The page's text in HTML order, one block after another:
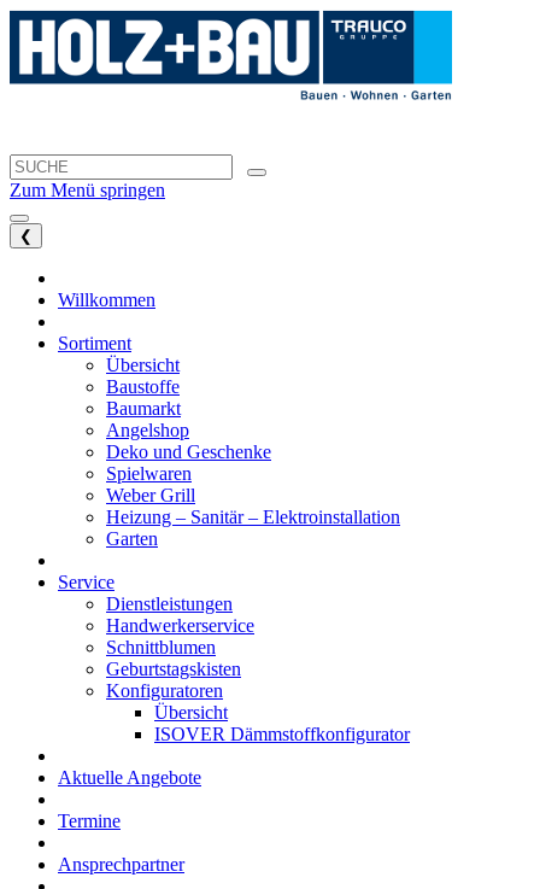
Zum Menü springen
❮
Willkommen
Sortiment
Übersicht
Baustoffe
Baumarkt
Angelshop
Deko und Geschenke
Spielwaren
Weber Grill
Heizung – Sanitär – Elektroinstallation
Garten
Service
Dienstleistungen
Handwerkerservice
Schnittblumen
Geburtstagskisten
Konfiguratoren
Übersicht
ISOVER Dämmstoffkonfigurator
Aktuelle Angebote
Termine
Ansprechpartner